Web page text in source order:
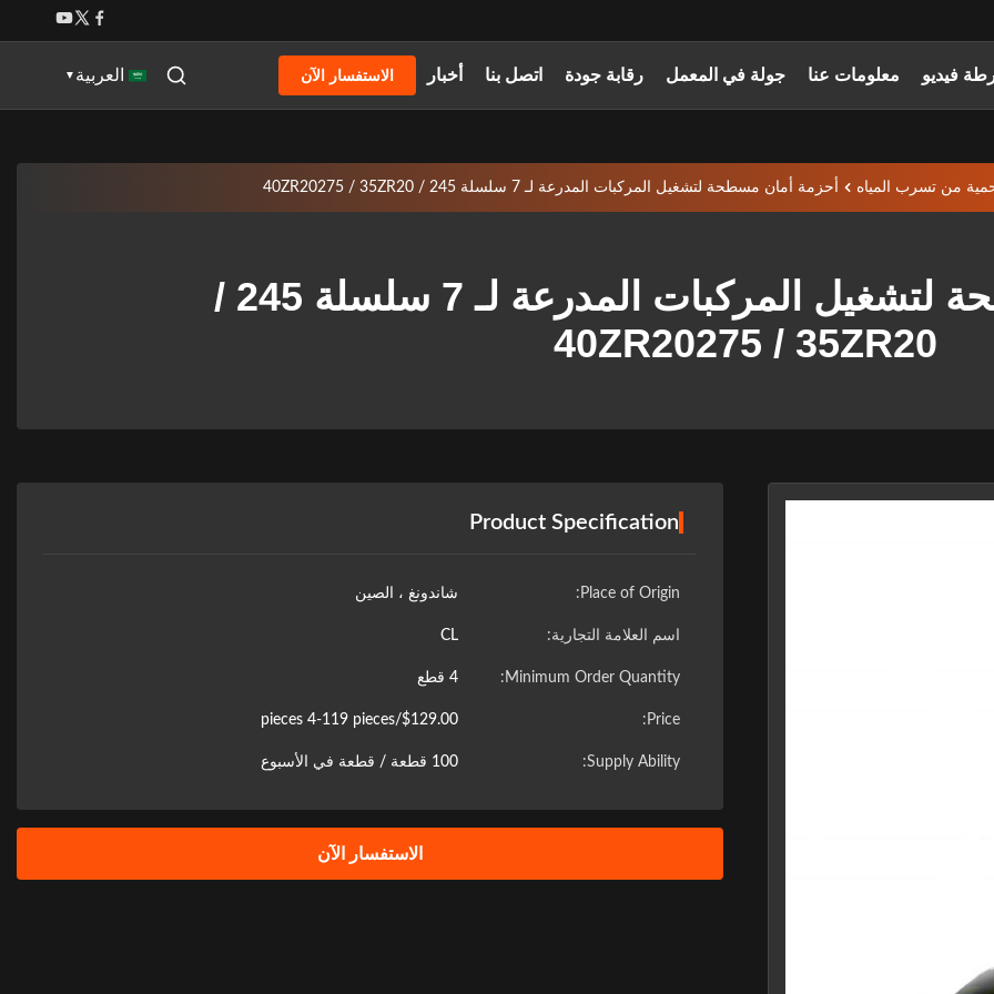
فيديو معلومات عنا جولة في المعمل رقابة جودة اتصل بنا أخبار الاستفسار الآن العربية ▼
من تسرب المياه أحزمة أمان مسطحة لتشغيل المركبات المدرعة لـ 7 سلسلة 245 / 40ZR20275 / 35ZR20
أحزمة أمان مسطحة لتشغيل المركبات المدرعة لـ 7 سلسلة 245 /
40ZR20275 / 35ZR20
Product Specification
Place of Origin: شاندونغ ، الصين
اسم العلامة التجارية: CL
Minimum Order Quantity: 4 قطع
Price:
$129.00/pieces 4-119 pieces
Supply Ability: 100 قطعة / قطعة في الأسبوع
الاستفسار الآن